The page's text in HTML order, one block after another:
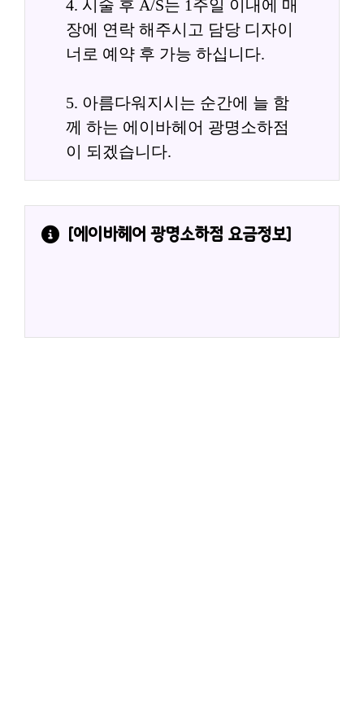
4. 시술 후 A/S는 1주일 이내에 매
장에 연락 해주시고 담당 디자이
너로 예약 후 가능 하십니다.
5. 아름다워지시는 순간에 늘 함
께 하는 에이바헤어 광명소하점
이 되겠습니다.
[에이바헤어 광명소하점 요금정보]